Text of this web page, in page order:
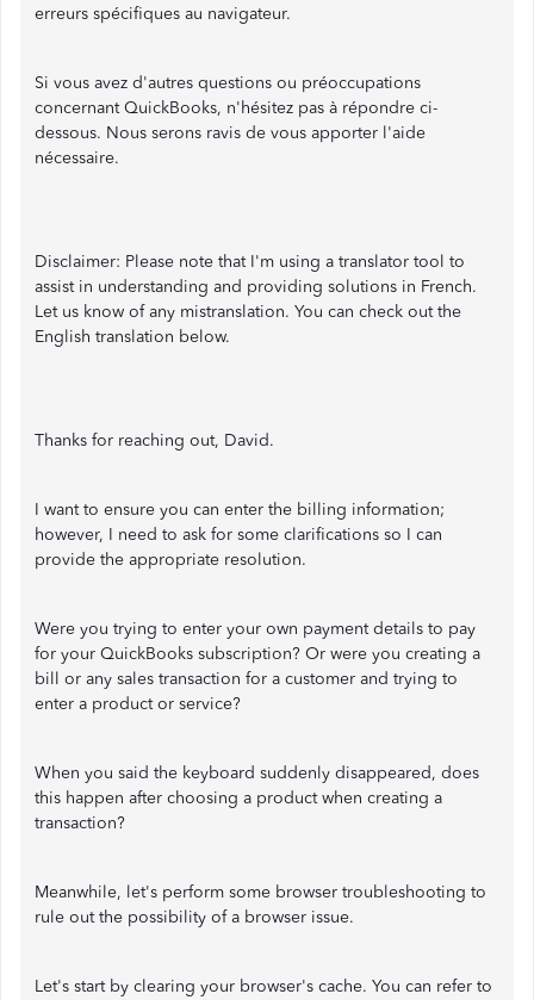
erreurs spécifiques au navigateur.
Si vous avez d'autres questions ou préoccupations
concernant QuickBooks, n'hésitez pas à répondre ci-
dessous. Nous serons ravis de vous apporter l'aide
nécessaire.
Disclaimer: Please note that I'm using a translator tool to
assist in understanding and providing solutions in French.
Let us know of any mistranslation. You can check out the
English translation below.
Thanks for reaching out, David.
I want to ensure you can enter the billing information;
however, I need to ask for some clarifications so I can
provide the appropriate resolution.
Were you trying to enter your own payment details to pay
for your QuickBooks subscription? Or were you creating a
bill or any sales transaction for a customer and trying to
enter a product or service?
When you said the keyboard suddenly disappeared, does
this happen after choosing a product when creating a
transaction?
Meanwhile, let's perform some browser troubleshooting to
rule out the possibility of a browser issue.
Let's start by clearing your browser's cache. You can refer to